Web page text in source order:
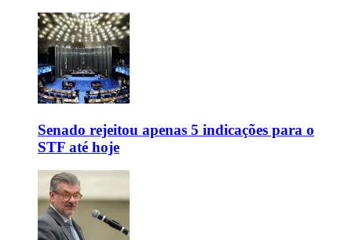
Senado rejeitou apenas 5 indicações para o
STF até hoje